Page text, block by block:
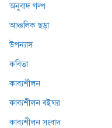
অনুবাদ গল্প
আঞ্চলিক ছড়া
উপন্যাস
কবিতা
কাব্যশীলন
কাব্যশীলন বইঘর
কাব্যশীলন সংবাদ